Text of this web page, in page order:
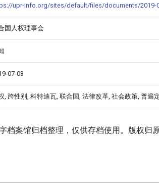
upr-info.org/sites/default/files/documents/2019-
国人权理事会
07-03
, 跨性别, 科特迪瓦, 联合国, 法律改革, 社会政策, 普遍
档案馆归档整理，仅供存档使用。版权归原